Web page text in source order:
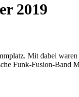
2019
Mit dabei
Funk-Fusion-Band